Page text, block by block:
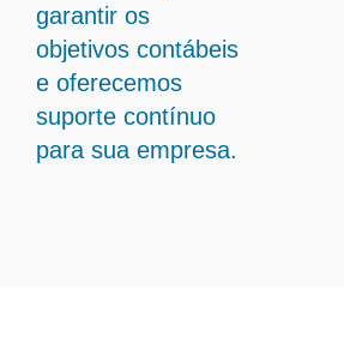
garantir os
objetivos contábeis
e oferecemos
suporte contínuo
para sua empresa.